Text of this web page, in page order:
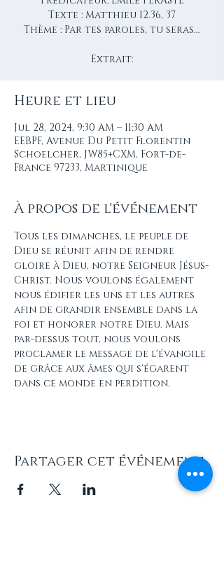
Texte : Matthieu 12.36, 37
Thème : Par tes paroles, tu seras...
Extrait:
Heure et lieu
Jul 28, 2024, 9:30 AM – 11:30 AM
EEBPF, Avenue Du Petit Florentin
Schoelcher, JW85+CXM, Fort-de-
France 97233, Martinique
À propos de l'événement
Tous les dimanches, le peuple de
Dieu se réunit afin de rendre
gloire à Dieu, notre Seigneur Jésus-
Christ. Nous voulons également
nous édifier les uns et les autres
afin de grandir ensemble dans la
foi et honorer notre Dieu. Mais
par-dessus tout, nous voulons
proclamer le message de l'évangile
de grâce aux âmes qui s'égarent
dans ce monde en perdition.
Partager cet événement